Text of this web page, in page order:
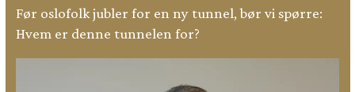
Før oslofolk jubler for en ny tunnel, bør vi spørre:
Hvem er denne tunnelen for?